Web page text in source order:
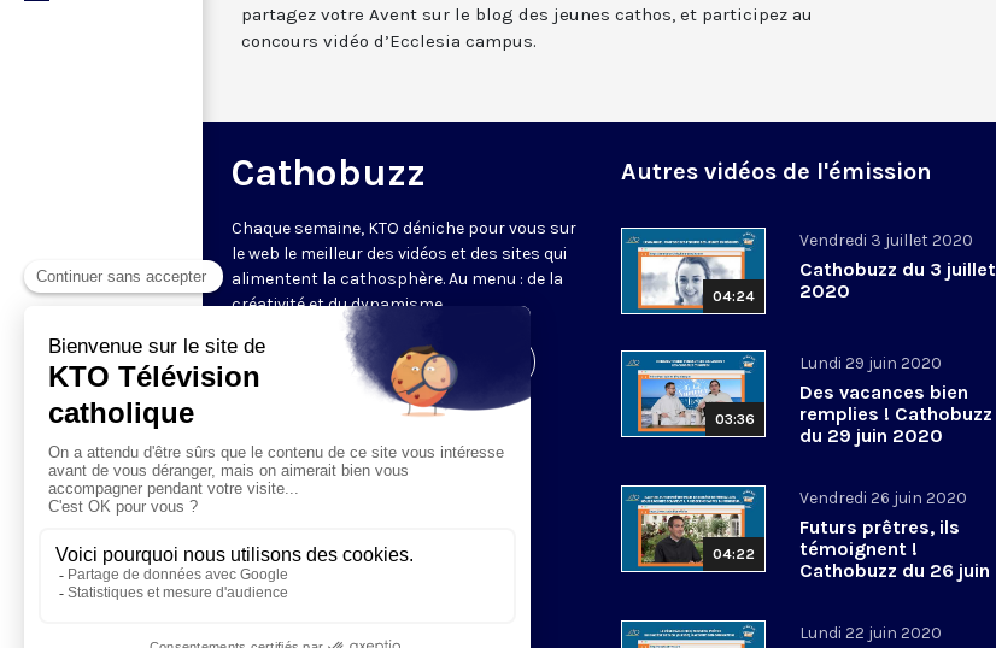
partagez votre Avent sur le blog des jeunes cathos, et participez au
concours vidéo d’Ecclesia campus.
Cathobuzz
Chaque semaine, KTO déniche pour vous sur
le web le meilleur des vidéos et des sites qui
alimentent la cathosphère. Au menu : de la
créativité et du dynamisme.
Visiter la page de l'émission
Autres vidéos de l'émission
04:24
Vendredi 3 juillet 2020
Cathobuzz du 3 juillet
2020
03:36
Lundi 29 juin 2020
Des vacances bien
remplies ! Cathobuzz
du 29 juin 2020
04:22
Vendredi 26 juin 2020
Futurs prêtres, ils
témoignent !
Cathobuzz du 26 juin
Lundi 22 juin 2020